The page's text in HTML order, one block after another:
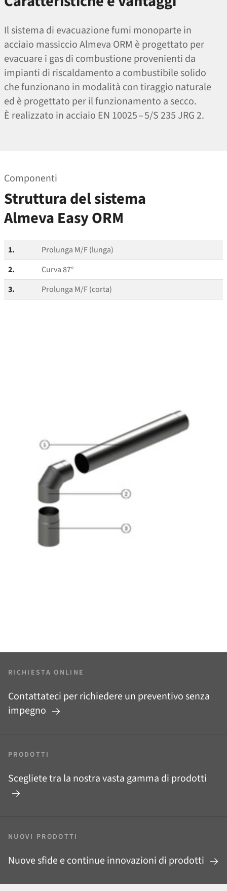
Il sistema di evacuazione fumi monoparte in
acciaio massiccio Almeva ORM è progettato per
evacuare i gas di combustione provenienti da
impianti di riscaldamento a combustibile solido
che funzionano in modalità con tiraggio naturale
ed è progettato per il funzionamento a secco.
È realizzato in acciaio EN 10025 – 5/S 235 JRG 2.
Componenti
Struttura del sistema
Almeva Easy ORM
1.
Prolunga M/F (lunga)
2.
Curva 87°
3.
Prolunga M/F (corta)
RICHIESTA ONLINE
Contattateci per richiedere un preventivo senza
impegno
PRODOTTI
Scegliete tra la nostra vasta gamma di prodotti
NUOVI PRODOTTI
Nuove sfide e continue innovazioni di prodotti